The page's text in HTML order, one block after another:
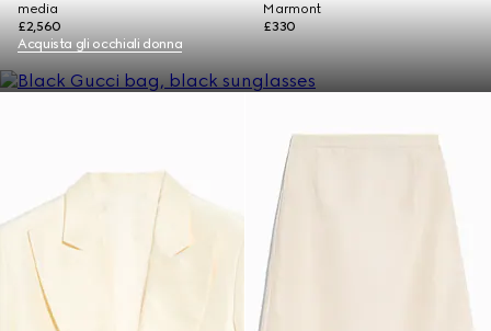
media
£2,560
Marmont
£330
Acquista gli occhiali donna